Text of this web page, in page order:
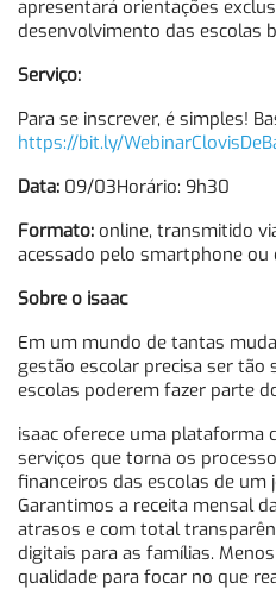
apresentará orientações
desenvolvimento das escolas
Serviço:
Para se inscrever, é simples!
https://bit.ly/
Data: 09/03Horário: 9h30
Formato: online, transmitido
acessado pelo smartphone ou
Sobre o isaac
Em um mundo de tantas
gestão escolar precisa ser tão
escolas poderem fazer parte
isaac oferece uma plataforma
serviços que torna os
financeiros das escolas de um
Garantimos a receita mensal
atrasos e com total
digitais para as famílias.
qualidade para focar no que